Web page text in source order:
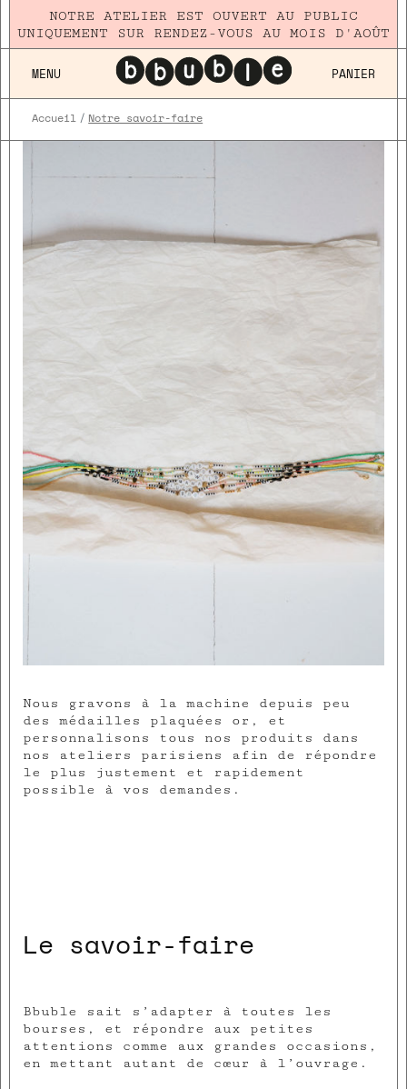
NOTRE ATELIER EST OUVERT AU PUBLIC
UNIQUEMENT SUR RENDEZ-VOUS AU MOIS D'AOÛT
MENU PANIER
Accueil Notre savoir-faire
Le savoir-faire
Bbuble sait s’adapter à toutes les
bourses, et répondre aux petites
attentions comme aux grandes occasions,
en mettant autant de cœur à l’ouvrage.
Nous gravons à la machine depuis peu
des médailles plaquées or, et
personnalisons tous nos produits dans
nos ateliers parisiens afin de répondre
le plus justement et rapidement
possible à vos demandes.